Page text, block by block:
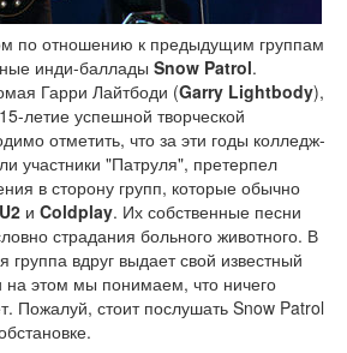
по отношению к предыдущим группам
инди-баллады Snow Patrol.
Гарри Лайтбоди (Garry Lightbody),
летие успешной творческой
отметить, что за эти годы колледж-
участники "Патруля", претерпел
в сторону групп, которые обычно
U2 и Coldplay. Их собственные песни
страдания больного животного. В
группа вдруг выдает свой известный
на этом мы понимаем, что ничего
Пожалуй, стоит послушать Snow Patrol